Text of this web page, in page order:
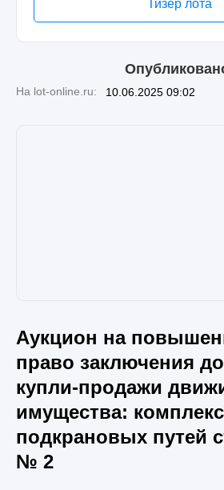
Тизер лота
На lot-online.ru: 10.06.2025 09:02
Аукцион на
право заключения
купли-продажи
имущества:
подкрановых путей
№ 2